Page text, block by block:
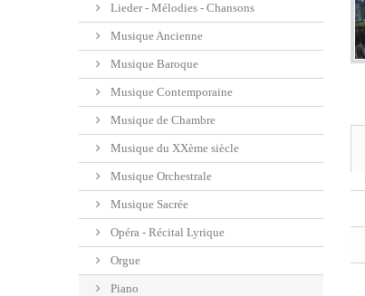
Lieder - Mélodies - Chansons
Musique Ancienne
Musique Baroque
Musique Contemporaine
Musique de Chambre
Musique du XXème siècle
Musique Orchestrale
Musique Sacrée
Opéra - Récital Lyrique
Orgue
Piano